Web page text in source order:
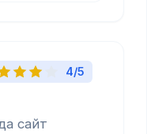
4/5
сайт